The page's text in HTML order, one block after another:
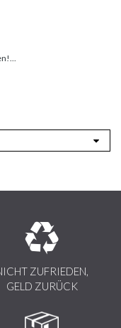
ZUFRIEDEN,
GELD ZURÜCK